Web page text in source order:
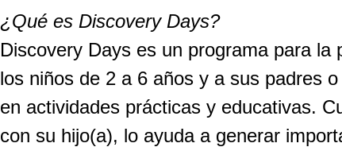
¿Qué es Discovery Days?
Discovery Days es un programa para la
los niños de 2 a 6 años y a sus padres
en actividades prácticas y educativas.
con su hijo(a), lo ayuda a generar